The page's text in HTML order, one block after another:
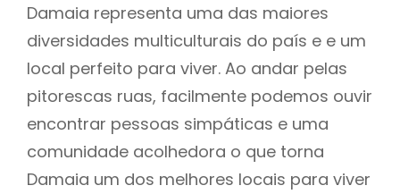
Damaia representa uma das maiores
diversidades multiculturais do país e e um
local perfeito para viver. Ao andar pelas
pitorescas ruas, facilmente podemos ouvir
encontrar pessoas simpáticas e uma
comunidade acolhedora o que torna
Damaia um dos melhores locais para viver